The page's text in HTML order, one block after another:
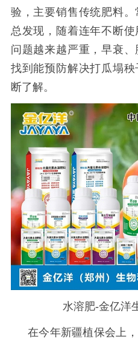
验，主要销售传统肥料
总发现，随着连年不断
问题越来越严重，早衰
找到能预防解决打瓜塌秧
断了解。
水溶肥-金亿洋
在今年新疆植保会上